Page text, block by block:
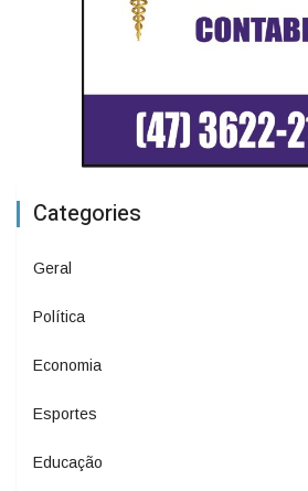
Categories
Geral
Política
Economia
Esportes
Educação